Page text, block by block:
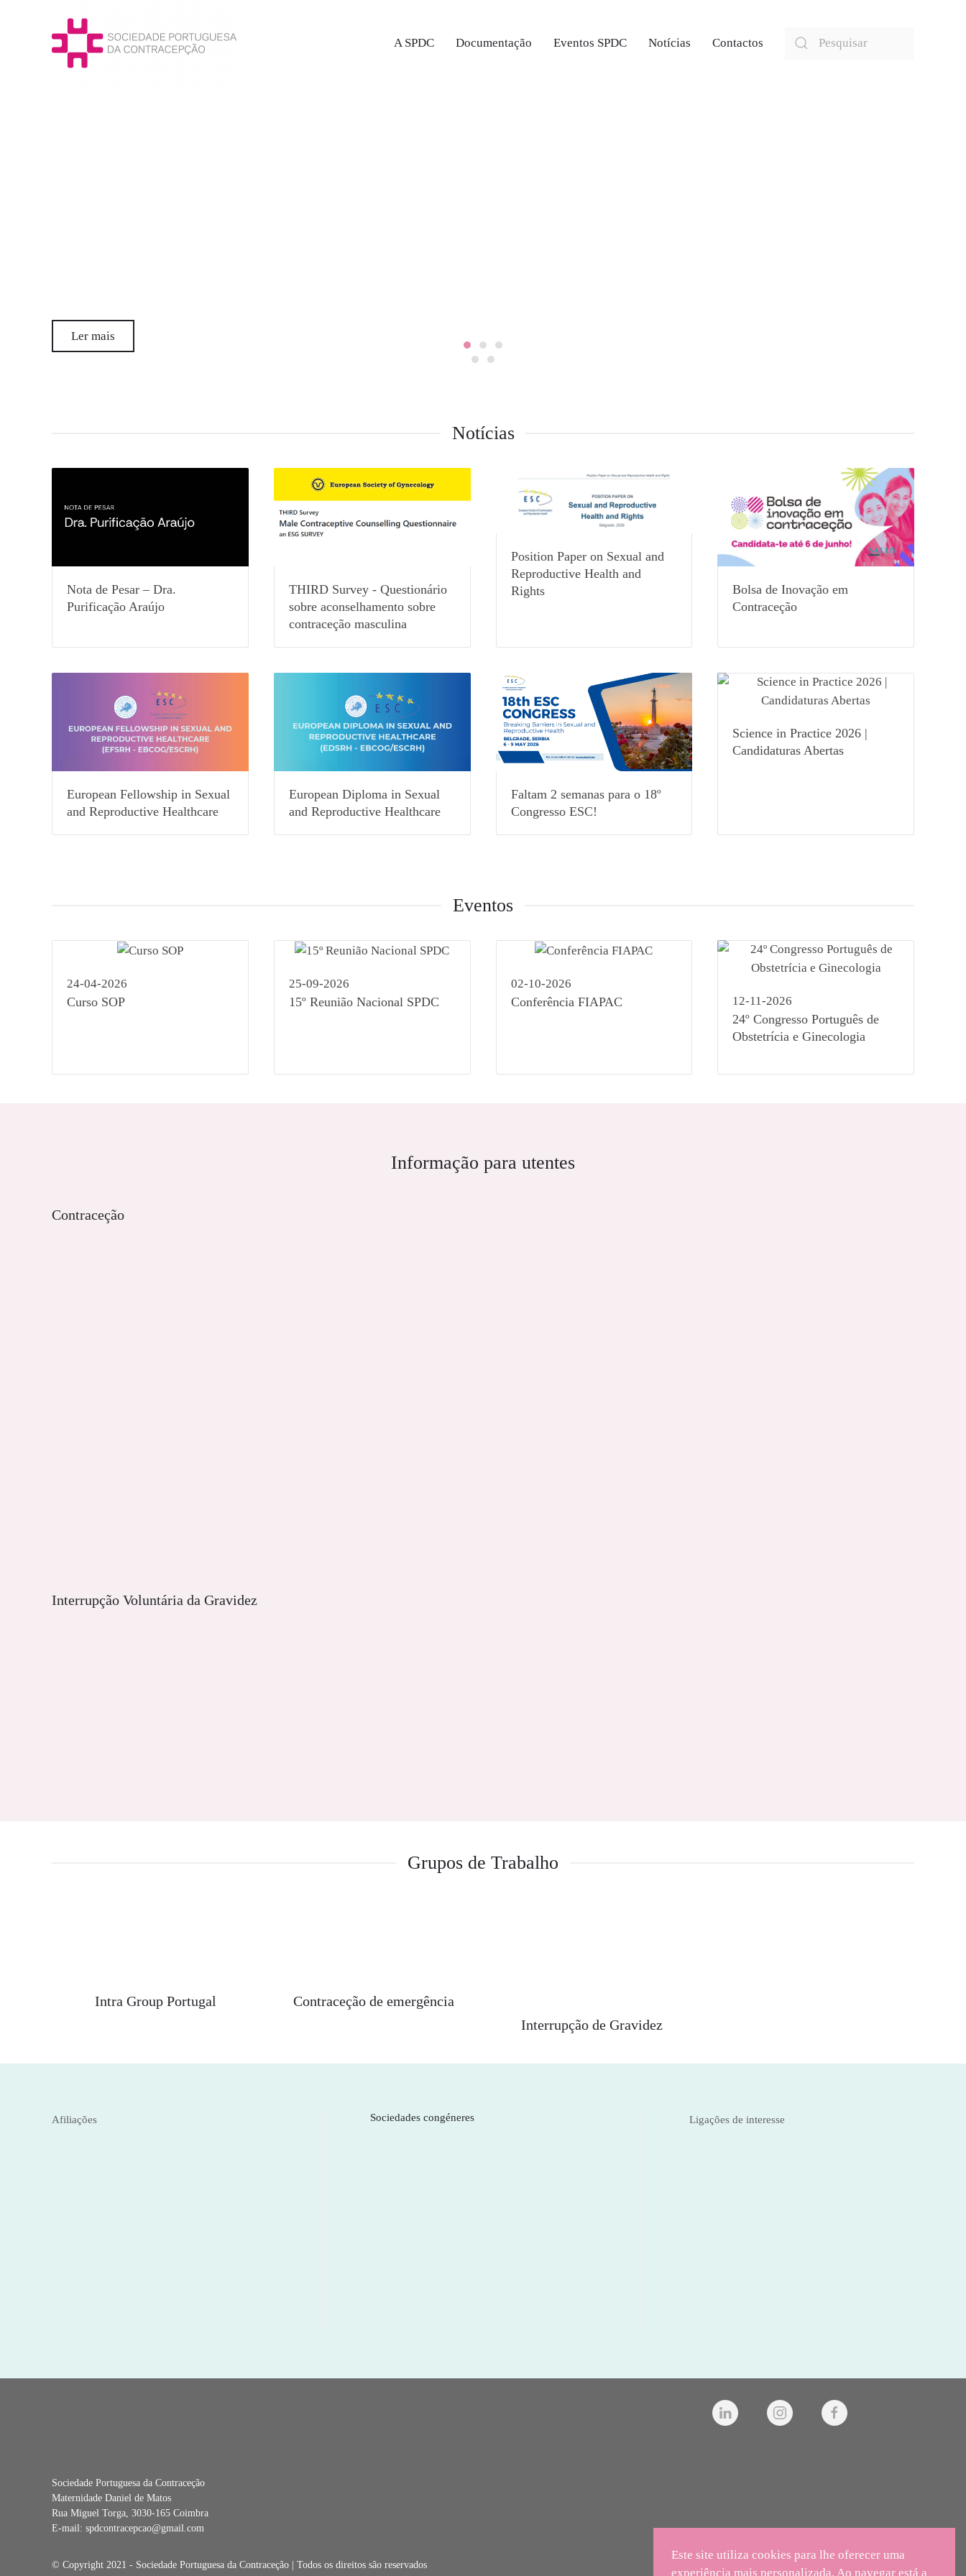
Este site utiliza cookies para lhe oferecer uma
experiência mais personalizada. Ao navegar está a
A SPDC Documentação Eventos SPDC Notícias Contactos
Ler mais
Notícias
Nota de Pesar – Dra.
Purificação Araújo
THIRD Survey - Questionário
sobre aconselhamento sobre
contraceção masculina
Position Paper on Sexual and
Reproductive Health and
Rights
Bolsa de Inovação em
Contraceção
European Fellowship in Sexual
and Reproductive Healthcare
European Diploma in Sexual
and Reproductive Healthcare
Faltam 2 semanas para o 18º
Congresso ESC!
Science in Practice 2026 |
Candidaturas Abertas
Eventos
24-04-2026
Curso SOP
25-09-2026
15º Reunião Nacional SPDC
02-10-2026
Conferência FIAPAC 12-11-2026
24º Congresso Português de
Obstetrícia e Ginecologia
Informação para utentes
Contraceção
Interrupção Voluntária da Gravidez
Grupos de Trabalho
Intra Group Portugal
Contraceção de emergência
Interrupção de Gravidez
Afiliações Sociedades congéneres Ligações de interesse
Sociedade Portuguesa da Contraceção
Maternidade Daniel de Matos
Rua Miguel Torga, 3030-165 Coimbra
E-mail: spdcontracepcao@gmail.com
© Copyright 2021 - Sociedade Portuguesa da Contraceção | Todos os direitos são reservados